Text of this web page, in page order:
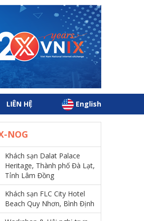
LIÊN HỆ English
NOG
Khách sạn Dalat Palace
Heritage, Thành phố Đà Lạt,
Tỉnh Lâm Đồng
Khách sạn FLC City Hotel
Beach Quy Nhơn, Bình Định